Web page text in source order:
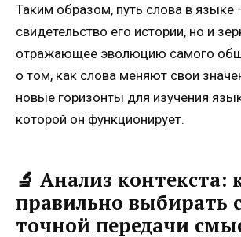
Таким образом, путь слова в языке
свидетельство его истории, но и
отражающее эволюцию самого
о том, как слова меняют свои
новые горизонты для изучения
которой он функционирует.
🔬 Анализ контекста:
правильно выбирать
точной передачи